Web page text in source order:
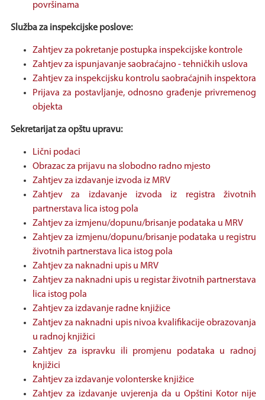
površinama
Služba za inspekcijske poslove:
Zahtjev za pokretanje postupka inspekcijske kontrole
Zahtjev za ispunjavanje saobraćajno - tehničkih uslova
Zahtjev za inspekcijsku kontrolu saobraćajnih inspektora
Prijava za postavljanje, odnosno građenje privremenog
objekta
Sekretarijat za opštu upravu:
Lični podaci
Obrazac za prijavu na slobodno radno mjesto
Zahtjev za izdavanje izvoda iz MRV
Zahtjev za izdavanje izvoda iz registra životnih
partnerstava lica istog pola
Zahtjev za izmjenu/dopunu/brisanje podataka u MRV
Zahtjev za izmjenu/dopunu/brisanje podataka u registru
životnih partnerstava lica istog pola
Zahtjev za naknadni upis u MRV
Zahtjev za naknadni upis u registar životnih partnerstava
lica istog pola
Zahtjev za izdavanje radne knjižice
Zahtjev za naknadni upis nivoa kvalifikacije obrazovanja
u radnoj knjižici
Zahtjev za ispravku ili promjenu podataka u radnoj
knjižici
Zahtjev za izdavanje volonterske knjižice
Zahtjev za izdavanje uvjerenja da u Opštini Kotor nije